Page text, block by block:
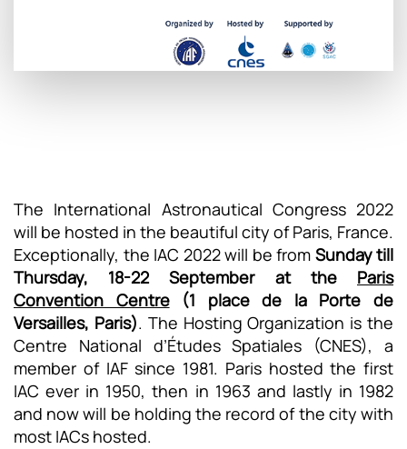
The International Astronautical Congress 2022
will be hosted in the beautiful city of Paris, France.
Exceptionally, the IAC 2022 will be from Sunday till
Thursday, 18-22 September at the Paris
Convention Centre(1 place de la Porte de
Versailles, Paris). The Hosting Organization is the
Centre National d’Études Spatiales (CNES), a
member of IAF since 1981. Paris hosted the first
IAC ever in 1950, then in 1963 and lastly in 1982
and now will be holding the record of the city with
most IACs hosted.